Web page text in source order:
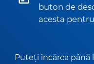
buton de
acesta
Puteți încărca până